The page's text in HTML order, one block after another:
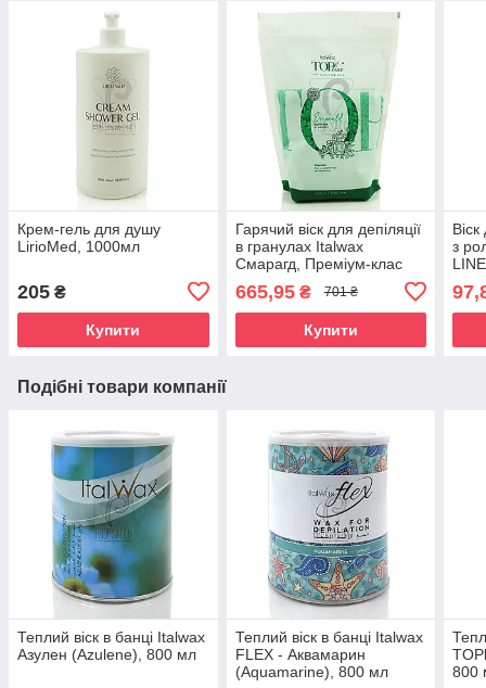
Крем-гель для душу
LirioMed, 1000мл
205 ₴
Купити
Гарячий віск для депіляції
в гранулах Italwax
Смарагд, Преміум-клас
TOP Formula (Emerald),
750 гр.
665,95₴ 701 ₴
Купити
Віск
з
Подібні товари компанії
Теплий віск в банці Italwax
Азулен (Azulene), 800 мл
Теплий віск в банці Italwax
FLEX - Аквамарин
(Aquamarine), 800 мл
800